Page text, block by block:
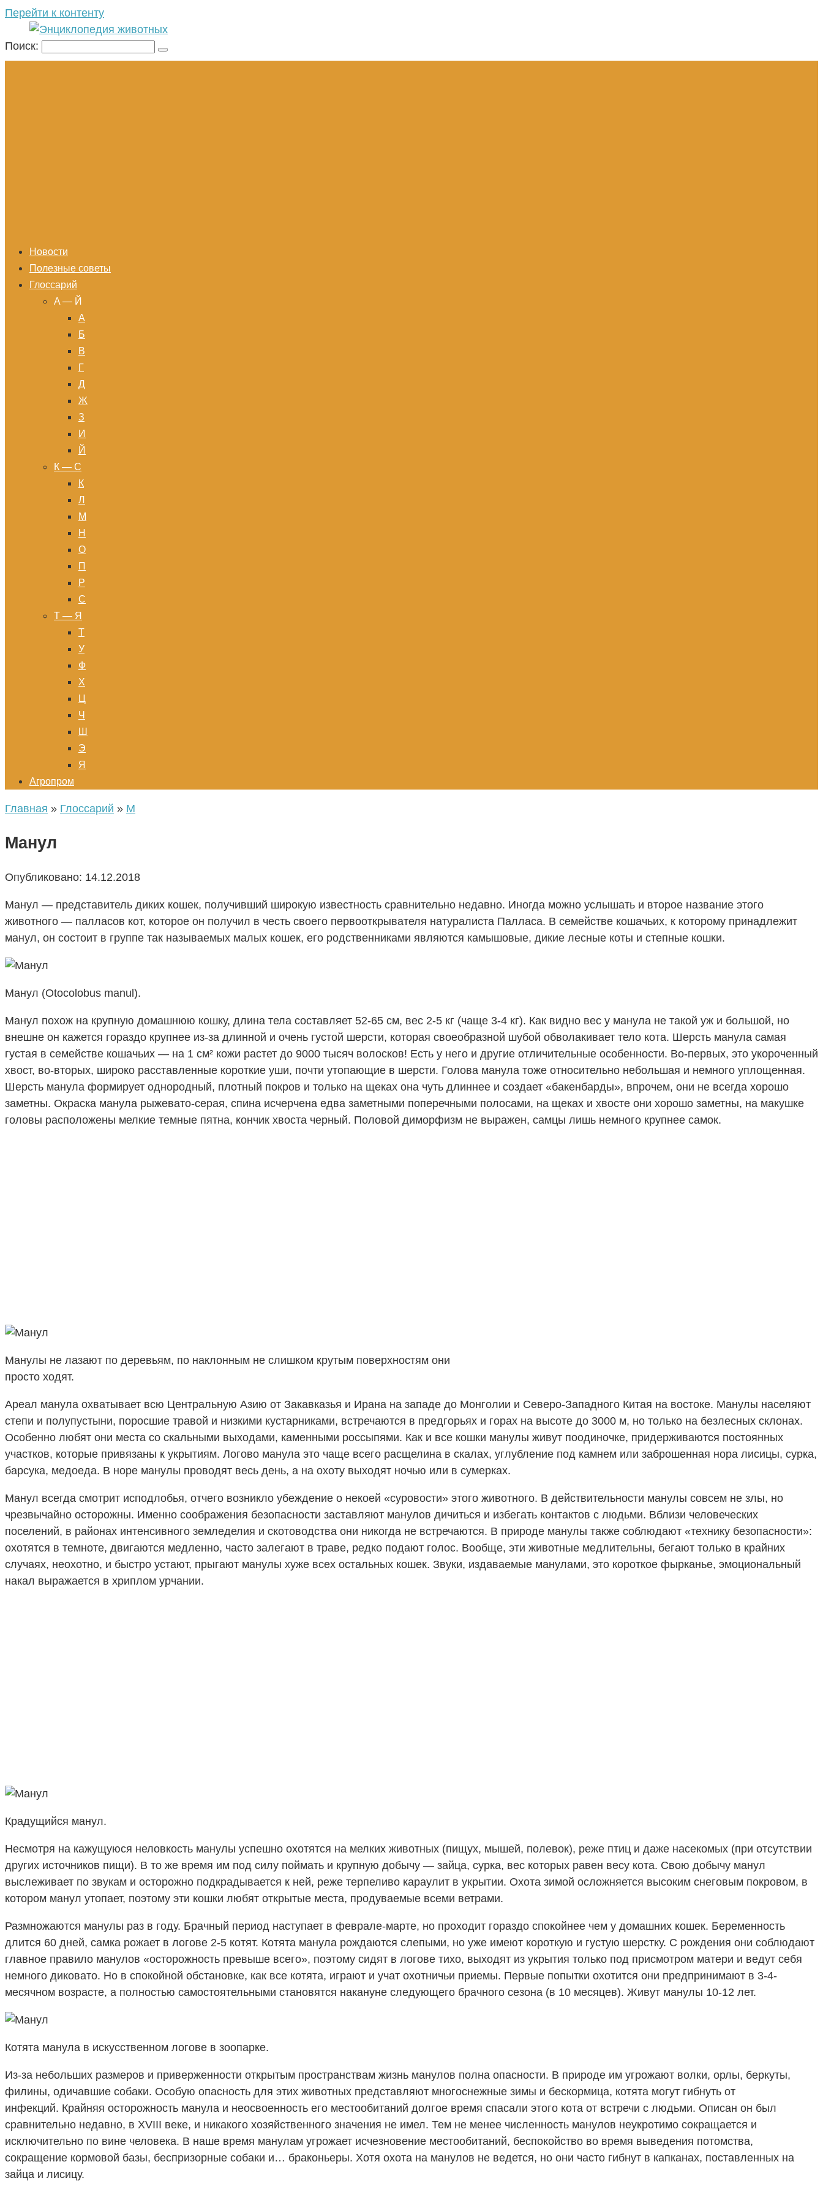
Перейти к контенту
Поиск:
Новости
Полезные советы
Глоссарий
A — Й
А
Б
В
Г
Д
Ж
З
И
Й
К — С
К
Л
М
Н
О
П
Р
С
Т — Я
Т
У
Ф
Х
Ц
Ч
Ш
Э
Я
Агропром
Главная » Глоссарий » М
Манул
Опубликовано: 14.12.2018
Манул — представитель диких кошек, получивший широкую известность сравнительно недавно. Иногда можно услышать и второе название этого
животного — палласов кот, которое он получил в честь своего первооткрывателя натуралиста Палласа. В семействе кошачьих, к которому принадлежит
манул, он состоит в группе так называемых малых кошек, его родственниками являются камышовые, дикие лесные коты и степные кошки.
Манул (Otocolobus manul).
Манул похож на крупную домашнюю кошку, длина тела составляет 52-65 см, вес 2-5 кг (чаще 3-4 кг). Как видно вес у манула не такой уж и большой, но
внешне он кажется гораздо крупнее из-за длинной и очень густой шерсти, которая своеобразной шубой обволакивает тело кота. Шерсть манула самая
густая в семействе кошачьих — на 1 см² кожи растет до 9000 тысяч волосков! Есть у него и другие отличительные особенности. Во-первых, это укороченный
хвост, во-вторых, широко расставленные короткие уши, почти утопающие в шерсти. Голова манула тоже относительно небольшая и немного уплощенная.
Шерсть манула формирует однородный, плотный покров и только на щеках она чуть длиннее и создает «бакенбарды», впрочем, они не всегда хорошо
заметны. Окраска манула рыжевато-серая, спина исчерчена едва заметными поперечными полосами, на щеках и хвосте они хорошо заметны, на макушке
головы расположены мелкие темные пятна, кончик хвоста черный. Половой диморфизм не выражен, самцы лишь немного крупнее самок.
Манулы не лазают по деревьям, по наклонным не слишком крутым поверхностям они
просто ходят.
Ареал манула охватывает всю Центральную Азию от Закавказья и Ирана на западе до Монголии и Северо-Западного Китая на востоке. Манулы населяют
степи и полупустыни, поросшие травой и низкими кустарниками, встречаются в предгорьях и горах на высоте до 3000 м, но только на безлесных склонах.
Особенно любят они места со скальными выходами, каменными россыпями. Как и все кошки манулы живут поодиночке, придерживаются постоянных
участков, которые привязаны к укрытиям. Логово манула это чаще всего расщелина в скалах, углубление под камнем или заброшенная нора лисицы, сурка,
барсука, медоеда. В норе манулы проводят весь день, а на охоту выходят ночью или в сумерках.
Манул всегда смотрит исподлобья, отчего возникло убеждение о некоей «суровости» этого животного. В действительности манулы совсем не злы, но
чрезвычайно осторожны. Именно соображения безопасности заставляют манулов дичиться и избегать контактов с людьми. Вблизи человеческих
поселений, в районах интенсивного земледелия и скотоводства они никогда не встречаются. В природе манулы также соблюдают «технику безопасности»:
охотятся в темноте, двигаются медленно, часто залегают в траве, редко подают голос. Вообще, эти животные медлительны, бегают только в крайних
случаях, неохотно, и быстро устают, прыгают манулы хуже всех остальных кошек. Звуки, издаваемые манулами, это короткое фырканье, эмоциональный
накал выражается в хриплом урчании.
Крадущийся манул.
Несмотря на кажущуюся неловкость манулы успешно охотятся на мелких животных (пищух, мышей, полевок), реже птиц и даже насекомых (при отсутствии
других источников пищи). В то же время им под силу поймать и крупную добычу — зайца, сурка, вес которых равен весу кота. Свою добычу манул
выслеживает по звукам и осторожно подкрадывается к ней, реже терпеливо караулит в укрытии. Охота зимой осложняется высоким снеговым покровом, в
котором манул утопает, поэтому эти кошки любят открытые места, продуваемые всеми ветрами.
Размножаются манулы раз в году. Брачный период наступает в феврале-марте, но проходит гораздо спокойнее чем у домашних кошек. Беременность
длится 60 дней, самка рожает в логове 2-5 котят. Котята манула рождаются слепыми, но уже имеют короткую и густую шерстку. С рождения они соблюдают
главное правило манулов «осторожность превыше всего», поэтому сидят в логове тихо, выходят из укрытия только под присмотром матери и ведут себя
немного диковато. Но в спокойной обстановке, как все котята, играют и учат охотничьи приемы. Первые попытки охотится они предпринимают в 3-4-
месячном возрасте, а полностью самостоятельными становятся накануне следующего брачного сезона (в 10 месяцев). Живут манулы 10-12 лет.
Котята манула в искусственном логове в зоопарке.
Из-за небольших размеров и приверженности открытым пространствам жизнь манулов полна опасности. В природе им угрожают волки, орлы, беркуты,
филины, одичавшие собаки. Особую опасность для этих животных представляют многоснежные зимы и бескормица, котята могут гибнуть от
инфекций. Крайняя осторожность манула и неосвоенность его местообитаний долгое время спасали этого кота от встречи с людьми. Описан он был
сравнительно недавно, в XVIII веке, и никакого хозяйственного значения не имел. Тем не менее численность манулов неукротимо сокращается и
исключительно по вине человека. В наше время манулам угрожает исчезновение местообитаний, беспокойство во время выведения потомства,
сокращение кормовой базы, беспризорные собаки и… браконьеры. Хотя охота на манулов не ведется, но они часто гибнут в капканах, поставленных на
зайца и лисицу.